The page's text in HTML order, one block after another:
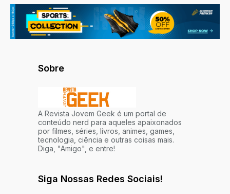
Sobre
A Revista Jovem Geek é um portal de
conteúdo nerd para aqueles apaixonados
por filmes, séries, livros, animes, games,
tecnologia, ciência e outras coisas mais.
Diga, "Amigo", e entre!
Siga Nossas Redes Sociais!